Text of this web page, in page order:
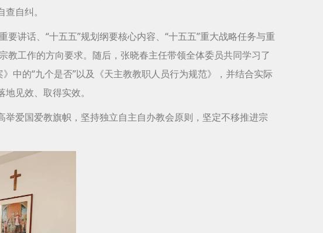
自纠。
讲话、“十五五”规划纲要核心内容、“十五五”重大战略任务与重
工作的方向要求。随后，张晓春主任带领全体委员共同学习了
中的“九个是否”以及《天主教教职人员行为规范》，并结合实际
见效、取得实效。
爱国爱教旗帜，坚持独立自主自办教会原则，坚定不移推进宗